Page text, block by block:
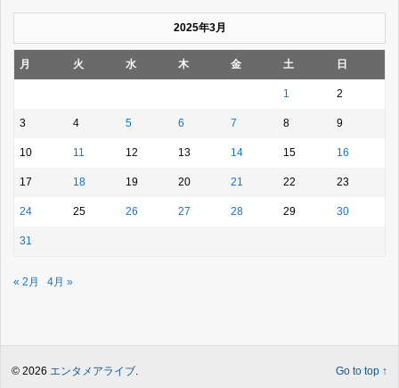
2025年3月
月 火 水 木 金 土 日
1 2
3 4 5 6 7 8 9
10 11 12 13 14 15 16
17 18 19 20 21 22 23
24 25 26 27 28 29 30
31
« 2月 4月 »
Go to top ↑
© 2026 エンタメアライブ.